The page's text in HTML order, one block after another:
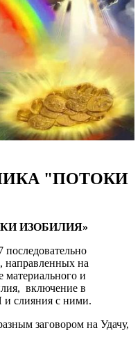
"ПОТОКИ
ИЗОБИЛИЯ»
направленных на
материального и
включение в
с ними.
заговором на Удачу,